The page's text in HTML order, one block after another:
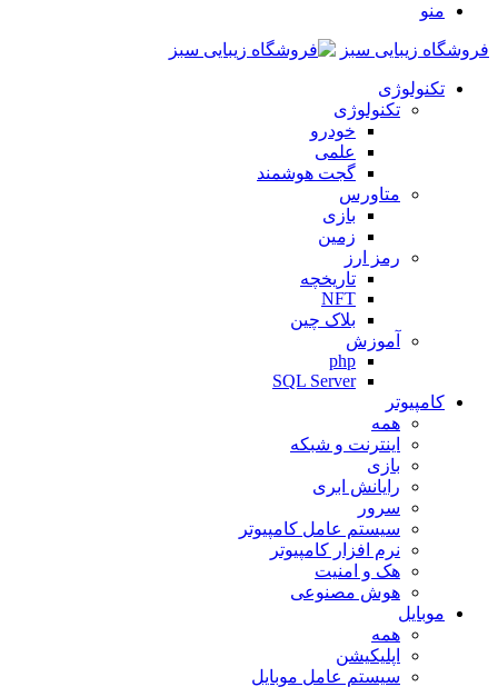
منو
فروشگاه زیبایی سبز
تکنولوژی
تکنولوژی
خودرو
علمی
گجت هوشمند
متاورس
بازی
زمین
رمز ارز
تاریخچه
NFT
بلاک چین
آموزش
php
SQL Server
کامپیوتر
همه
اینترنت و شبکه
بازی
رایانش ابری
سرور
سیستم عامل کامپیوتر
نرم افزار کامپیوتر
هک و امنیت
هوش مصنوعی
موبایل
همه
اپلیکیشن
سیستم عامل موبایل